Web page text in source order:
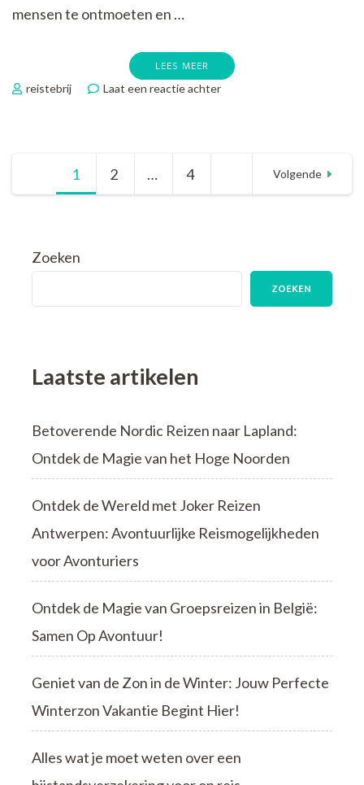
mensen te ontmoeten en …
LEES MEER
reistebrij Laat een reactie achterop
Alleenstaande:
BerichtenPagina
1 Pagina
2 … Pagina
4 Volgende
Zoeken
ZOEKEN
Laatste artikelen
Betoverende Nordic Reizen naar Lapland:
Ontdek de Magie van het Hoge Noorden
Ontdek de Wereld met Joker Reizen
Antwerpen: Avontuurlijke Reismogelijkheden
voor Avonturiers
Ontdek de Magie van Groepsreizen in België:
Samen Op Avontuur!
Geniet van de Zon in de Winter: Jouw Perfecte
Winterzon Vakantie Begint Hier!
Alles wat je moet weten over een